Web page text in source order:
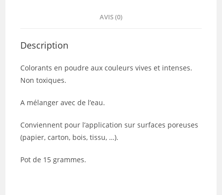
AVIS (0)
Description
Colorants en poudre aux couleurs vives et intenses.
Non toxiques.
A mélanger avec de l’eau.
Conviennent pour l’application sur surfaces poreuses
(papier, carton, bois, tissu, …).
Pot de 15 grammes.